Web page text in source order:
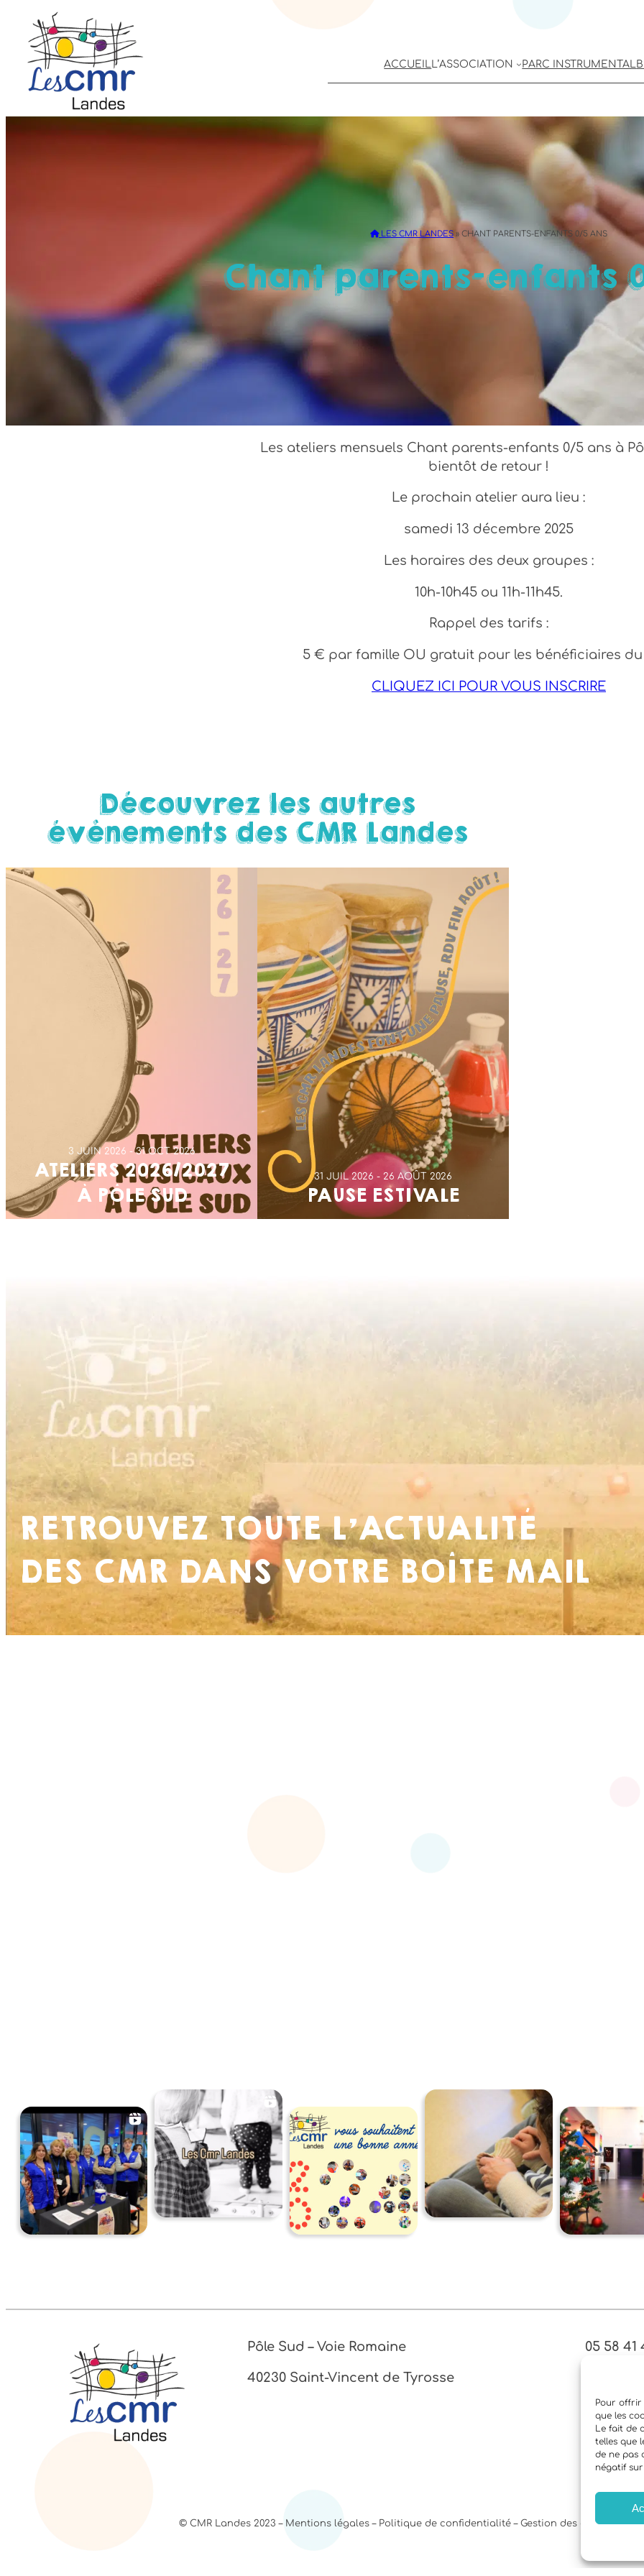
Pour offrir
que les
Le fait de
telles que
de ne pas
négatif
ACCUEIL L’ASSOCIATION PARC INSTRUMENTAL
LES CMR LANDES » CHANT PARENTS-ENFANTS 0/5 ANS
Chant parents-enfants
Les ateliers mensuels Chant parents-enfants 0/5 ans à
bientôt de retour !
Le prochain atelier aura lieu :
samedi 13 décembre 2025
Les horaires des deux groupes :
10h-10h45 ou 11h-11h45.
Rappel des tarifs :
5 € par famille OU gratuit pour les bénéficiaires du
CLIQUEZ ICI POUR VOUS INSCRIRE
Découvrez les autres
évènements des CMR Landes
3 JUIN 2026 31 OCT 2026
ATELIERS 2026/2027
À PÔLE SUD
31 JUIL 2026 26 AOÛT 2026
PAUSE ESTIVALE
RETROUVEZ TOUTE L’ACTUALITÉ
DES CMR DANS VOTRE BOÎTE MAIL
Pôle Sud – Voie Romaine
40230 Saint-Vincent de Tyrosse
05 58 41
© CMR Landes 2023 – Mentions légales – Politique de confidentialité – Gestion des cookies –